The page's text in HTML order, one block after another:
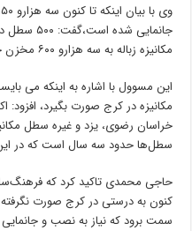
جانمایی
مکانیزه زباله به سه هزارو ۶۰۰ مخزن خواهد رسید.
این مسوول با اشاره به اینکه می
مکانیزه در کرج صورت بگیرد، افزود:
خراسان رضوی،‌ یزد و غیره سطل
سطل‌ها حدود سه سال است که در
حاجی محمدی تاکید کرد که
کنون به درستی در کرج صورت
سمت برود که نیاز به نصب و